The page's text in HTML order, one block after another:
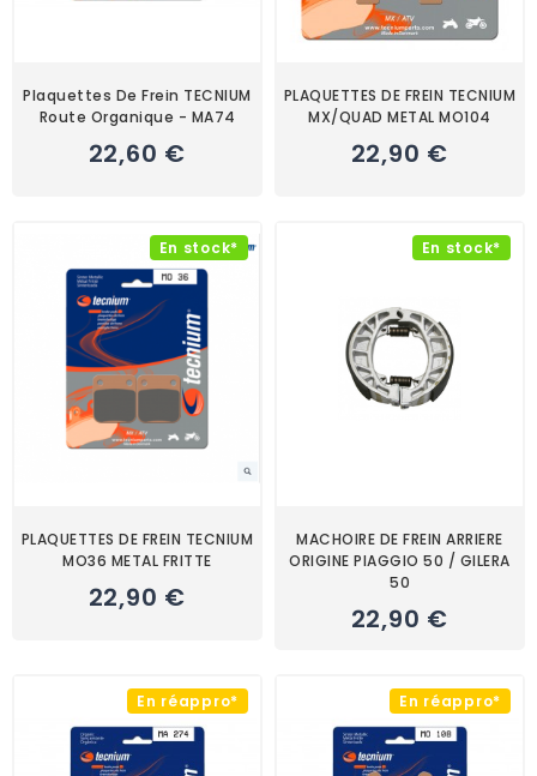
Plaquettes De Frein TECNIUM
Route Organique - MA74
22,60 €
PLAQUETTES DE FREIN TECNIUM
MX/QUAD METAL MO104
22,90 €
En stock*
PLAQUETTES DE FREIN TECNIUM
MO36 METAL FRITTE
22,90 €
En stock*
MACHOIRE DE FREIN ARRIERE
ORIGINE PIAGGIO 50 / GILERA
50
22,90 €
En réappro* En réappro*